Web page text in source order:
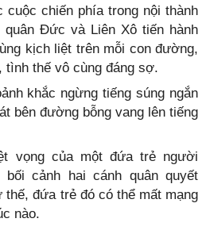
cuộc chiến phía trong nội thành
Đức và Liên Xô tiến hành
kịch liệt trên mỗi con đường,
tình thế vô cùng đáng sợ.
khắc ngừng tiếng súng ngắn
bên đường bỗng vang lên tiếng
vọng của một đứa trẻ người
cảnh hai cánh quân quyết
thế, đứa trẻ đó có thể mất mạng
nào.